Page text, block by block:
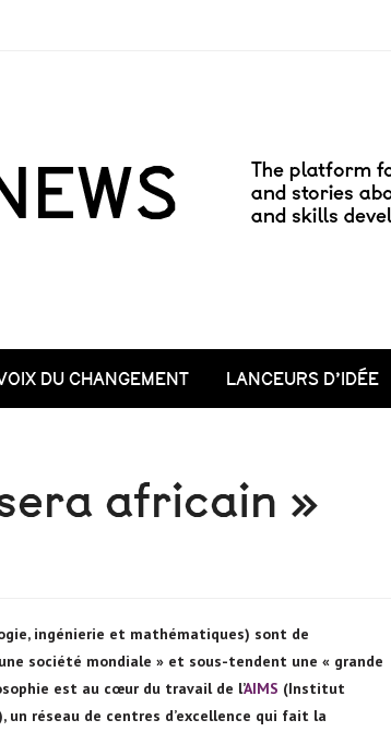
DU CHANGEMENT LANCEURS D’IDÉE
africain »
ingénierie et mathématiques) sont de
société mondiale » et sous-tendent une « grande
est au cœur du travail de l’AIMS (Institut
réseau de centres d’excellence qui fait la